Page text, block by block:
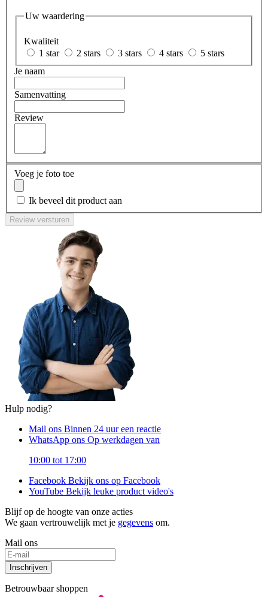
Uw waardering
Kwaliteit
1 star
2 stars 3 stars 4 stars
5 stars
Je naam
Samenvatting
Review
Voeg je foto toe
Ik beveel dit product aan
Review versturen
Hulp nodig?
Mail ons Binnen 24 uur een reactie
WhatsApp ons Op werkdagen van
10:00 tot 17:00
Facebook Bekijk ons op Facebook
YouTube Bekijk leuke product video's
Blijf op de hoogte van onze acties
We gaan vertrouwelijk met je gegevens om.
Mail ons
Inschrijven
Betrouwbaar shoppen